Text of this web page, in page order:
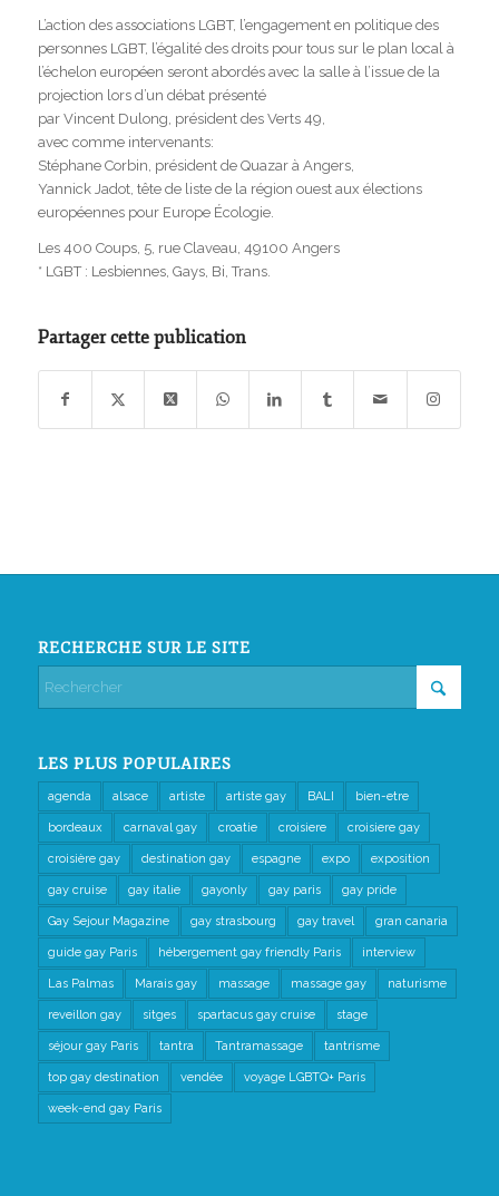
L’action des associations LGBT, l’engagement en politique des
personnes LGBT, l’égalité des droits pour tous sur le plan local à
l’échelon européen seront abordés avec la salle à l’issue de la
projection lors d’un débat présenté
par Vincent Dulong, président des Verts 49,
avec comme intervenants:
Stéphane Corbin, président de Quazar à Angers,
Yannick Jadot, tête de liste de la région ouest aux élections
européennes pour Europe Écologie.
Les 400 Coups, 5, rue Claveau, 49100 Angers
* LGBT : Lesbiennes, Gays, Bi, Trans.
Partager cette publication
RECHERCHE SUR LE SITE
LES PLUS POPULAIRES
agenda alsace artiste artiste gay BALI bien-etre
bordeaux carnaval gay croatie croisiere croisiere gay
croisière gay destination gay espagne expo exposition
gay cruise gay italie gayonly gay paris gay pride
Gay Sejour Magazine gay strasbourg gay travel gran canaria
guide gay Paris hébergement gay friendly Paris interview
Las Palmas Marais gay massage massage gay naturisme
reveillon gay sitges spartacus gay cruise stage
séjour gay Paris tantra Tantramassage tantrisme
top gay destination vendée voyage LGBTQ+ Paris
week-end gay Paris